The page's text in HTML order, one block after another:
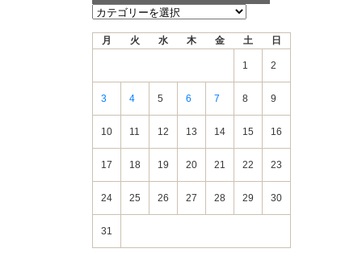
新
月 火 水 木 金 土 日
1 2
3 4 5 6 7 8 9
10 11 12 13 14 15 16
17 18 19 20 21 22 23
24 25 26 27 28 29 30
31